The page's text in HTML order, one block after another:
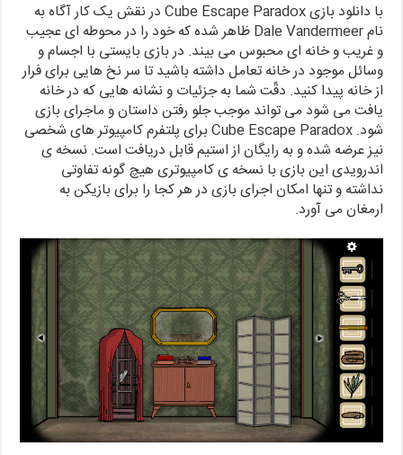
با دانلود بازی Cube Escape Paradox در نقش یک کار آگاه به
نام Dale Vandermeer ظاهر شده که خود را در محوطه ای عجیب
و غریب و خانه ای محبوس می بیند. در بازی بایستی با اجسام و
وسائل موجود در خانه تعامل داشته باشید تا سر نخ هایی برای فرار
از خانه پیدا کنید. دقّت شما به جزئیات و نشانه هایی که در خانه
یافت می شود می تواند موجب جلو رفتن داستان و ماجرای بازی
شود. Cube Escape Paradox برای پلتفرم کامپیوتر های شخصی
نیز عرضه شده و به رایگان از استیم قابل دریافت است. نسخه ی
اندرویدی این بازی با نسخه ی کامپیوتری هیچ گونه تفاوتی
نداشته و تنها امکان اجرای بازی در هر کجا را برای بازیکن به
ارمغان می آورد.